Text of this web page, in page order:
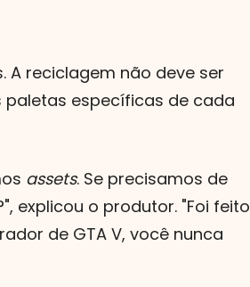
A reciclagem não deve ser
específicas de cada
assets. Se precisamos de
explicou o produtor. "Foi feito
de GTA V, você nunca